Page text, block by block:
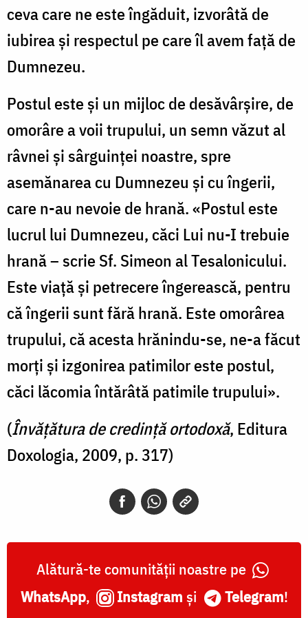
ceva care ne este îngăduit, izvorâtă de
iubirea și respectul pe care îl avem față de
Dumnezeu.
Postul este și un mijloc de desăvârșire, de
omorâre a voii trupului, un semn văzut al
râvnei și sârguinței noastre, spre
asemănarea cu Dumnezeu și cu îngerii,
care n-au nevoie de hrană. «Postul este
lucrul lui Dumnezeu, căci Lui nu-I trebuie
hrană – scrie Sf. Simeon al Tesalonicului.
Este viață și petrecere îngerească, pentru
că îngerii sunt fără hrană. Este omorârea
trupului, că acesta hrănindu-se, ne-a făcut
morți și izgonirea patimilor este postul,
căci lăcomia întărâtă patimile trupului».
(Învățătura de credință ortodoxă, Editura
Doxologia, 2009, p. 317)
Alătură-te comunității noastre pe
WhatsApp, Instagram și Telegram!